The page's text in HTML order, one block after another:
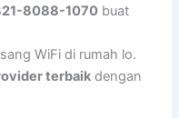
8088-1070 buat
WiFi di rumah lo.
terbaik dengan